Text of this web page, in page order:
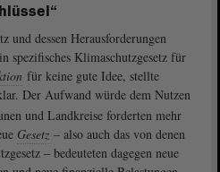
und dessen Herausforderungen
spezifisches Klimaschutzgesetz für
für keine gute Idee, stellte
Der Aufwand würde dem Nutzen
und Landkreise forderten mehr
Gesetz – also auch das von denen
‒ bedeuteten dagegen neue